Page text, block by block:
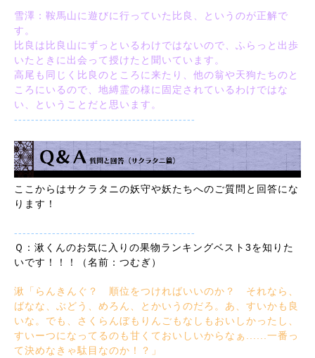
雪澤：鞍馬山に遊びに行っていた比良、というのが正解で
す。
比良は比良山にずっといるわけではないので、ふらっと出歩
いたときに出会って授けたと聞いています。
高尾も同じく比良のところに来たり、他の翁や天狗たちのと
ころにいるので、地縛霊の様に固定されているわけではな
い、ということだと思います。
-------------------------------------------
ここからはサクラタニの妖守や妖たちへのご質問と回答にな
ります！
-------------------------------------------
Ｑ：湫くんのお気に入りの果物ランキングベスト3を知りた
いです！！！（名前：つむぎ）
湫「らんきんぐ？ 順位をつければいいのか？ それなら、
ばなな、ぶどう、めろん、とかいうのだろ。あ、すいかも良
いな。でも、さくらんぼもりんごもなしもおいしかったし、
すいーつになってるのも甘くておいしいからなぁ......一番っ
て決めなきゃ駄目なのか！？」